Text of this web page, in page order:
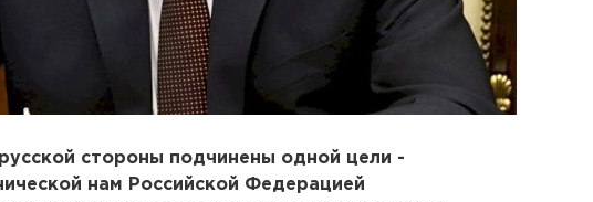
стороны подчинены одной цели -
нам Российской Федерацией